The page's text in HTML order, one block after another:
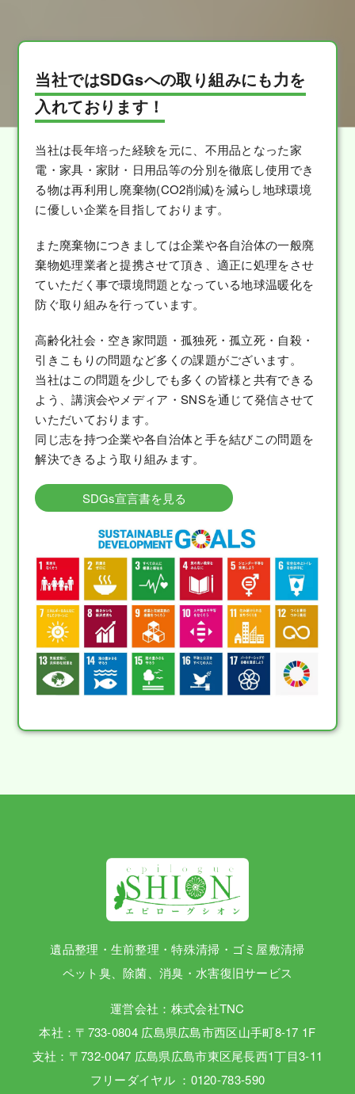
当社ではSDGsへの取り組みにも力を
入れております！
当社は長年培った経験を元に、不用品となった家
電・家具・家財・日用品等の分別を徹底し使用でき
る物は再利用し廃棄物(CO2削減)を減らし地球環境
に優しい企業を目指しております。
また廃棄物につきましては企業や各自治体の一般廃
棄物処理業者と提携させて頂き、適正に処理をさせ
ていただく事で環境問題となっている地球温暖化を
防ぐ取り組みを行っています。
高齢化社会・空き家問題・孤独死・孤立死・自殺・
引きこもりの問題など多くの課題がございます。
当社はこの問題を少しでも多くの皆様と共有できる
よう、講演会やメディア・SNSを通じて発信させて
いただいております。
同じ志を持つ企業や各自治体と手を結びこの問題を
解決できるよう取り組みます。
SDGs宣言書を見る
遺品整理・生前整理・特殊清掃・ゴミ屋敷清掃
ペット臭、除菌、消臭・水害復旧サービス
運営会社：株式会社TNC
本社：〒733-0804 広島県広島市西区山手町8-17 1F
支社：〒732-0047 広島県広島市東区尾長西1丁目3-11
フリーダイヤル ：0120-783-590